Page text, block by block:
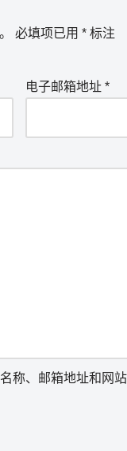
必填项已用 * 标注
电子邮箱地址*
称、邮箱地址和网